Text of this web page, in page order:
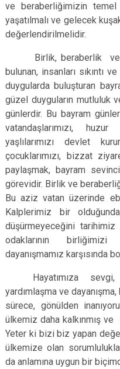
ve beraberliğimizin temel
yaşatılmalı ve gelecek
değerlendirilmelidir.
Birlik, beraberlik ve
bulunan, insanları sıkıntı
duygularda buluşturan
güzel duyguların mutluluk
günlerdir. Bu bayram
vatandaşlarımızı,
yaşlılarımızı devlet
çocuklarımızı, bizzat
paylaşmak, bayram
görevidir. Birlik ve
Bu aziz vatan üzerinde
Kalplerimiz bir
düşürmeyeceğini
odaklarının
dayanışmamız karşısında
Hayatımıza
yardımlaşma ve
sürece, gönülden
ülkemiz daha kalkınmış ve
Yeter ki bizi biz yapan
ülkemize olan
da anlamına uygun bir